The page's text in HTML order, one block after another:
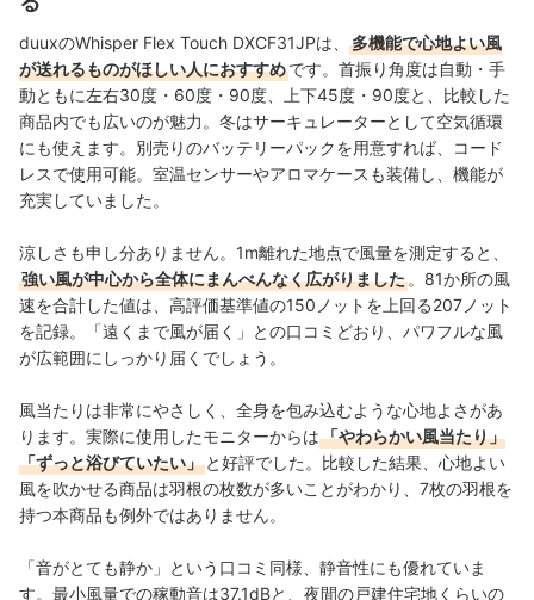
入れのしやすさまでひとつひとつ丁寧に確認しながらコ
ンテンツ制作を行う。
田丸大暉（Hiroki Tamaru）のプロフィール
duuxのWhisper Flex Touch DXCF31JPは、
多機能で心地よい風
が送れるものがほしい人におすすめです。首振り角度は自動・手
動ともに左右30度・60度・90度、上下45度・90度と、比較した
商品内でも広いのが魅力。冬はサーキュレーターとして空気循環
にも使えます。別売りのバッテリーパックを用意すれば、コード
レスで使用可能。室温センサーやアロマケースも装備し、機能が
充実していました。
涼しさも申し分ありません。1m離れた地点で風量を測定すると、
強い風が中心から全体にまんべんなく広がりました 。81か所の風
速を合計した値は、高評価基準値の150ノットを上回る207ノット
を記録。「遠くまで風が届く」との口コミどおり、パワフルな風
が広範囲にしっかり届くでしょう。
風当たりは非常にやさしく、全身を包み込むような心地よさがあ
ります。実際に使用したモニターからは「やわらかい風当たり」
「ずっと浴びていたい」 と好評でした。比較した結果、心地よい
風を吹かせる商品は羽根の枚数が多いことがわかり、7枚の羽根を
持つ本商品も例外ではありません。
「音がとても静か」という口コミ同様、静音性にも優れていま
す。最小風量での稼動音は37.1dBと、夜間の戸建住宅地くらいの